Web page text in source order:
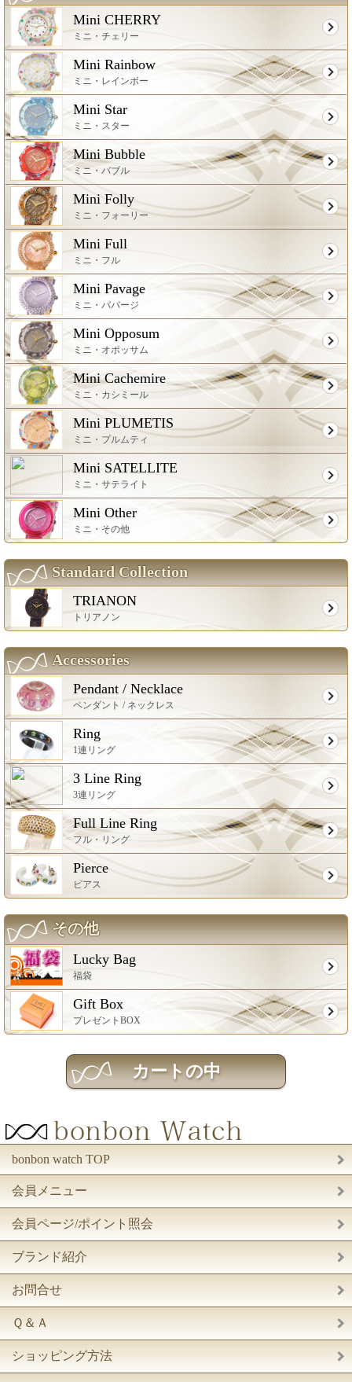
Mini CHERRY
ミニ・チェリー
Mini Rainbow
ミニ・レインボー
Mini Star
ミニ・スター
Mini Bubble
ミニ・バブル
Mini Folly
ミニ・フォーリー
Mini Full
ミニ・フル
Mini Pavage
ミニ・パバージ
Mini Opposum
ミニ・オポッサム
Mini Cachemire
ミニ・カシミール
Mini PLUMETIS
ミニ・プルムティ
Mini SATELLITE
ミニ・サテライト
Mini Other
ミニ・その他
Standard Collection
TRIANON
トリアノン
Accessories
Pendant / Necklace
ペンダント / ネックレス
Ring
1連リング
3 Line Ring
3連リング
Full Line Ring
フル・リング
Pierce
ピアス
その他
Lucky Bag
福袋
Gift Box
プレゼントBOX
bonbon watch TOP
会員メニュー
会員ページ/ポイント照会
ブランド紹介
お問合せ
Ｑ＆Ａ
ショッピング方法